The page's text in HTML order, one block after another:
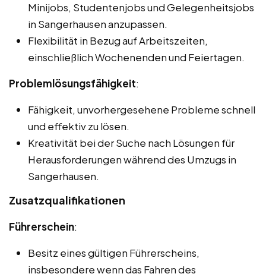
Minijobs, Studentenjobs und Gelegenheitsjobs
in Sangerhausen anzupassen.
Flexibilität in Bezug auf Arbeitszeiten,
einschließlich Wochenenden und Feiertagen.
Problemlösungsfähigkeit:
Fähigkeit, unvorhergesehene Probleme schnell
und effektiv zu lösen.
Kreativität bei der Suche nach Lösungen für
Herausforderungen während des Umzugs in
Sangerhausen.
Zusatzqualifikationen
Führerschein:
Besitz eines gültigen Führerscheins,
insbesondere wenn das Fahren des